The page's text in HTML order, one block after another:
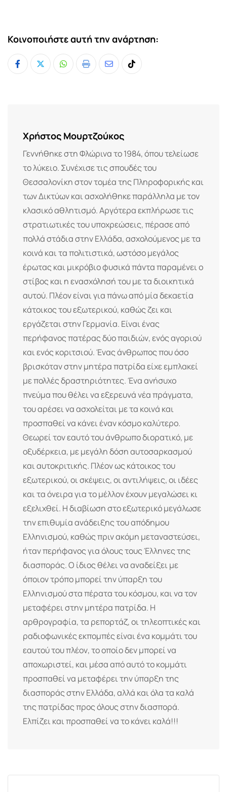
Κοινοποιήστε αυτή την ανάρτηση:
Whatsapp
Print
ShareTiktok
Χρήστος Μουρτζούκος
Γεννήθηκε στη Φλώρινα το 1984, όπου τελείωσε
το λύκειο. Συνέχισε τις σπουδές του
Θεσσαλονίκη στον τομέα της Πληροφορικής και
των Δικτύων και ασχολήθηκε παράλληλα με τον
κλασικό αθλητισμό. Αργότερα εκπλήρωσε τις
στρατιωτικές του υποχρεώσεις, πέρασε από
πολλά στάδια στην Ελλάδα, ασχολούμενος με τα
κοινά και τα πολιτιστικά, ωστόσο μεγάλος
έρωτας και μικρόβιο φυσικά πάντα παραμένει ο
στίβος και η ενασχόλησή του με τα διοικητικά
αυτού. Πλέον είναι για πάνω από μία δεκαετία
κάτοικος του εξωτερικού, καθώς ζει και
εργάζεται στην Γερμανία. Είναι ένας
περήφανος πατέρας δύο παιδιών, ενός αγοριού
και ενός κοριτσιού. Ένας άνθρωπος που όσο
βρισκόταν στην μητέρα πατρίδα είχε εμπλακεί
με πολλές δραστηριότητες. Ένα ανήσυχο
πνεύμα που θέλει να εξερευνά νέα πράγματα,
του αρέσει να ασχολείται με τα κοινά και
προσπαθεί να κάνει έναν κόσμο καλύτερο.
Θεωρεί τον εαυτό του άνθρωπο διορατικό, με
οξυδέρκεια, με μεγάλη δόση αυτοσαρκασμού
και αυτοκριτικής. Πλέον ως κάτοικος του
εξωτερικού, οι σκέψεις, οι αντιλήψεις, οι ιδέες
και τα όνειρα για το μέλλον έχουν μεγαλώσει κι
εξελιχθεί. Η διαβίωση στο εξωτερικό μεγάλωσε
την επιθυμία ανάδειξης του απόδημου
Ελληνισμού, καθώς πριν ακόμη μεταναστεύσει,
ήταν περήφανος για όλους τους Έλληνες της
διασποράς. Ο ίδιος θέλει να αναδείξει με
όποιον τρόπο μπορεί την ύπαρξη του
Ελληνισμού στα πέρατα του κόσμου, και να τον
μεταφέρει στην μητέρα πατρίδα. Η
αρθρογραφία, τα ρεπορτάζ, οι τηλεοπτικές και
ραδιοφωνικές εκπομπές είναι ένα κομμάτι του
εαυτού του πλέον, το οποίο δεν μπορεί να
αποχωριστεί, και μέσα από αυτό το κομμάτι
προσπαθεί να μεταφέρει την ύπαρξη της
διασποράς στην Ελλάδα, αλλά και όλα τα καλά
της πατρίδας προς όλους στην διασπορά.
Ελπίζει και προσπαθεί να το κάνει καλά!!!